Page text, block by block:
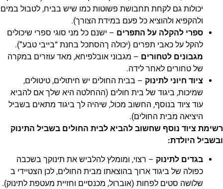
יכולות גם לקחת תחבושת פשוטות כמו שיש בביח, לטבול במים
ולהקפיא ולהוציא כל פעם במידת הצורך).
ספרי להקלה על התפרים – ישנם כל מני סוגי ספרי שיכולים
להקל על כאבי תפרים (יכולה ךהסתכל בחנת “בייבי טבע”).
מגבונים לטחורים – מגבוני אובלפיחא, מאד עוזרים במקרה
של טחורים לאחר לידה.
ציוד חיוני לתינוק – בבית החולים יש חיתולים, טיטולים,
שמיכות, ביגוד של בית חולים (ההחלטה היא שלך אם להביא
עוד ציוד בנוסף, החשוב מכול, שיהיה לך ביגוד מתאים בשביל
היציאה מבית החולים).
רשימת ציוד נוסף שחשוב להביא לבית החולים בשביל התינוק
ובשביל היולדת:
בגדים לתינוק – רצוי, ומומלץ להלביש את תינוקך בשכבה
כפולה של ביגוד ארוך בהוצאתו מבית החולים, לכן הצטיידי ב
שלושה סטים לפחות (אוברול, מכנסיים וחזיית מעטפת לתינוק).